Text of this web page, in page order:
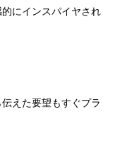
にインスパイヤされ
えた要望もすぐプラ